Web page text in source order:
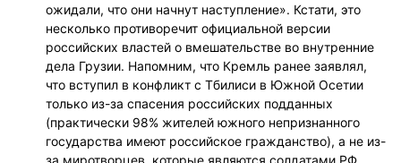
ожидали, что они начнут наступление». Кстати, это
несколько противоречит официальной версии
российских властей о вмешательстве во внутренние
дела Грузии. Напомним, что Кремль ранее заявлял,
что вступил в конфликт с Тбилиси в Южной Осетии
только из-за спасения российских подданных
(практически 98% жителей южного непризнанного
государства имеют российское гражданство), а не из-